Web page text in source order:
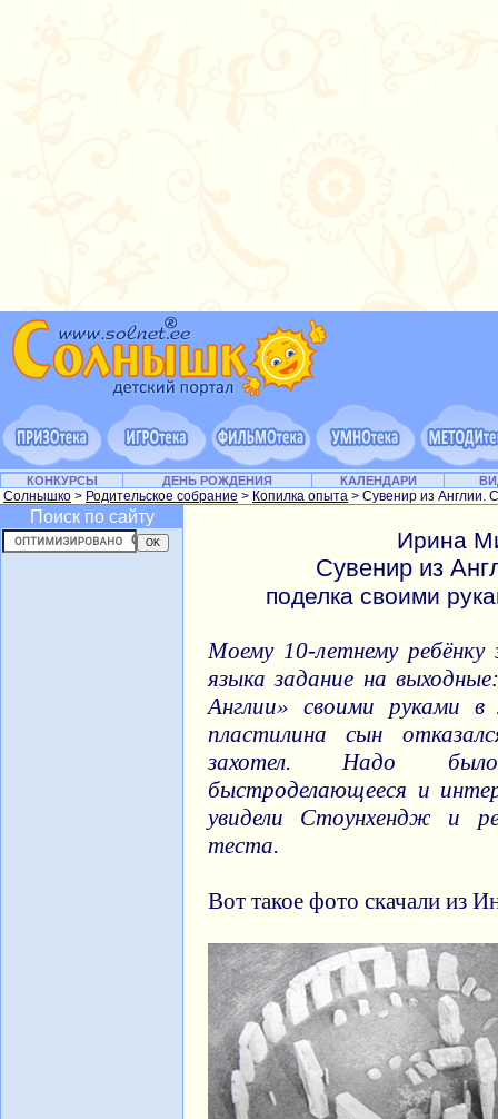
КОНКУРСЫ ДЕНЬ РОЖДЕНИЯ КАЛЕНДАРИ
Солнышко > Родительское собрание > Копилка опыта > Сувенир из Англии.
Поиск по сайту
Ирина
Сувенир из
поделка своими
Моему 10-летнему ребёнку
языка задание на
Англии» своими руками
пластилина сын
захотел. Надо
быстроделающееся и
увидели Стоунхендж и
теста.
Вот такое фото скачали из